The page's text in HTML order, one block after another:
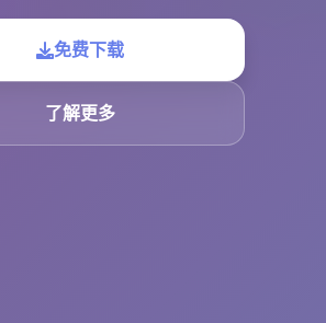
免费下载
了解更多